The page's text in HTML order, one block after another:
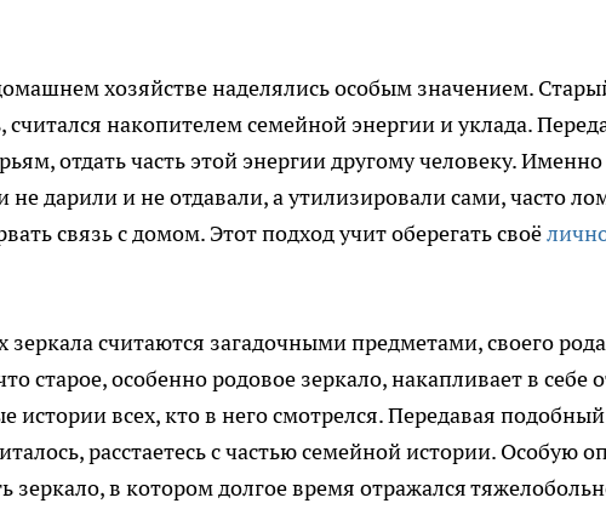
хозяйстве наделялись особым значением.
считался накопителем семейной энергии и уклада.
отдать часть этой энергии другому человеку.
дарили и не отдавали, а утилизировали сами, часто
связь с домом. Этот подход учит оберегать своё
зеркала считаются загадочными предметами, своего
старое, особенно родовое зеркало, накапливает в себе
всех, кто в него смотрелся. Передавая
расстаетесь с частью семейной истории. Особую
зеркало, в котором долгое время отражался